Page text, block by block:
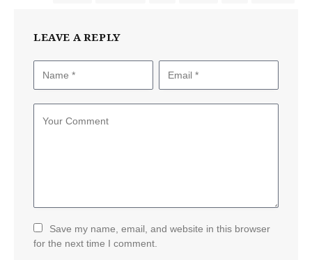
LEAVE A REPLY
Save my name, email, and website in this browser
for the next time I comment.